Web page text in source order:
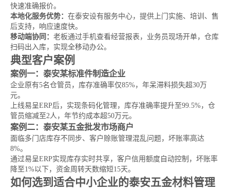
快速准确报价。
本地化服务优势： 在泰安设有服务中心，提供上门实施、培训、售
后支持，响应速度快。
移动端协同： 老板通过手机查看经营报表，业务员现场开单，仓库
扫码出入库，实现全移动办公。
典型客户案例
案例一：泰安某标准件制造企业
企业原有5名仓管员，库存准确率仅85%，年呆滞料损失超30万
元。
上线易呈ERP后，实现条码化管理，库存准确率提升至99.5%，仓
管员缩减至2人，年节约成本超50万元。
案例二：泰安某五金批发市场商户
面临多门店库存不同步、客户赊账管理混乱问题，坏账率高达
8%。
通过易呈ERP实现库存实时共享，客户信用额度自动控制，坏账率
降至1%以下，资金周转天数缩短15天。
如何选到适合中小企业的泰安五金材料管理